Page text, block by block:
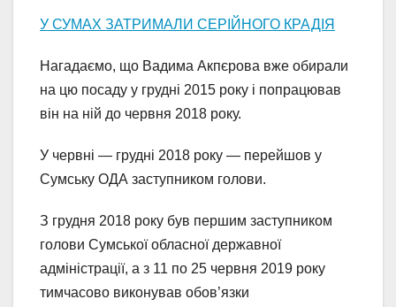
У СУМАХ ЗАТРИМАЛИ СЕРІЙНОГО КРАДІЯ
Нагадаємо, що Вадима Акпєрова вже обирали
на цю посаду у грудні 2015 року і попрацював
він на ній до червня 2018 року.
У червні — грудні 2018 року — перейшов у
Сумську ОДА заступником голови.
З грудня 2018 року був першим заступником
голови Сумської обласної державної
адміністрації, а з 11 по 25 червня 2019 року
тимчасово виконував обов’язки